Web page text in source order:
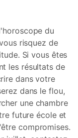
du
risquez de
Si vous êtes
les résultats de
dans votre
dans le flou,
une chambre
future école et
compromises.